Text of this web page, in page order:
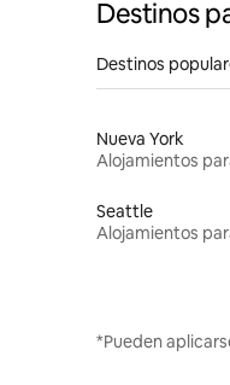
Destinos
Destinos
Nueva York
Seattle
*Pueden